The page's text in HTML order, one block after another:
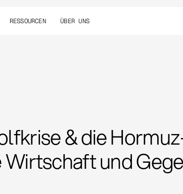
RESSOURCEN ÜBER UNS
& die
und